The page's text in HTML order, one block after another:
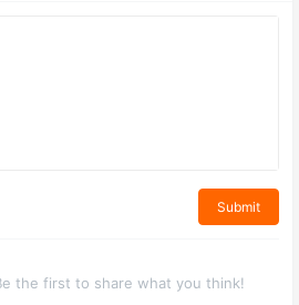
Submit
the first to share what you think!